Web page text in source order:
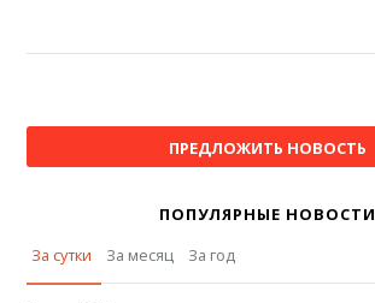
ПРЕДЛОЖИТЬ НОВОСТЬ
ПОПУЛЯРНЫЕ НОВОСТИ
За сутки
За месяц За год